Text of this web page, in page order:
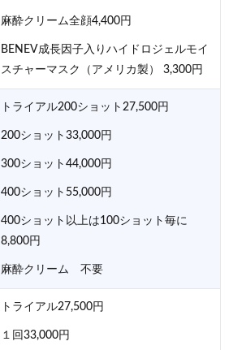
麻酔クリーム全顔4,400円
BENEV成長因子入りハイドロジェルモイ
スチャーマスク（アメリカ製） 3,300円
トライアル200ショット27,500円
200ショット33,000円
300ショット44,000円
400ショット55,000円
400ショット以上は100ショット毎に
8,800円
麻酔クリーム 不要
トライアル27,500円
１回33,000円